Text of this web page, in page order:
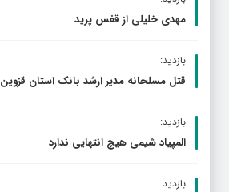
مهدی خلیلی از قفس پرید
بازدید:
قتل مسلحانه مدیر ارشد بانک استان قزوین
بازدید:
المپیاد شیمی هیچ انتهایی ندارد
بازدید: